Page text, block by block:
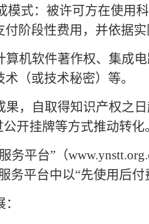
模式：被许可方在使用
阶段性费用，并依据实
机软件著作权、集成电
（或技术秘密）等。
，自取得知识产权之
开挂牌等方式推动转化
务平台”（
平台中以“先使用后付